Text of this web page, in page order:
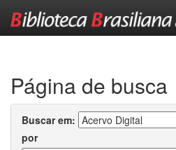
Página de busca
Buscar em:
por